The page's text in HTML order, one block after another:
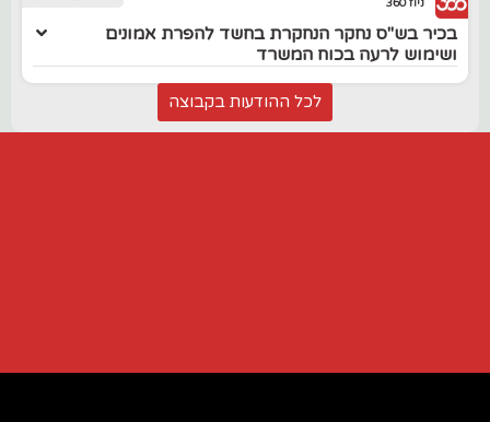
ניוז 360
בכיר בש"ס נחקר הנחקרת בחשד להפרת אמונים
ושימוש לרעה בכוח המשרד
לכל ההודעות בקבוצה